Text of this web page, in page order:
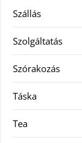
Szállás
Szolgáltatás
Szórakozás
Táska
Tea